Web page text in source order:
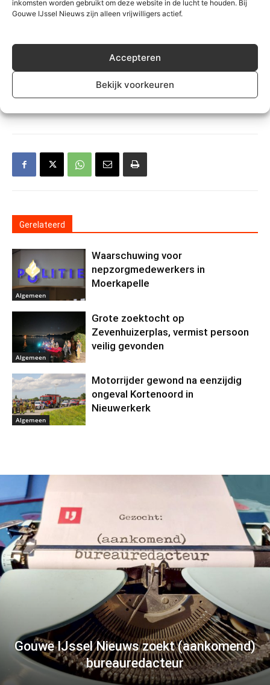
inkomsten worden gebruikt om deze website in de lucht te houden. Bij
Gouwe IJssel Nieuws zijn alleen vrijwilligers actief.
Accepteren
Bekijk voorkeuren
Gerelateerd
Algemeen
Waarschuwing voor
nepzorgmedewerkers in
Moerkapelle
Algemeen
Grote zoektocht op
Zevenhuizerplas, vermist persoon
veilig gevonden
Algemeen
Motorrijder gewond na eenzijdig
ongeval Kortenoord in
Nieuwerkerk
Gouwe IJssel Nieuws zoekt (aankomend)
bureauredacteur